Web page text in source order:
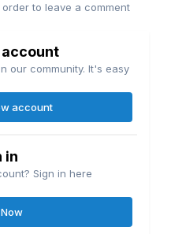
to leave a comment
account
our community. It's easy!
account
in
Sign in here.
Now